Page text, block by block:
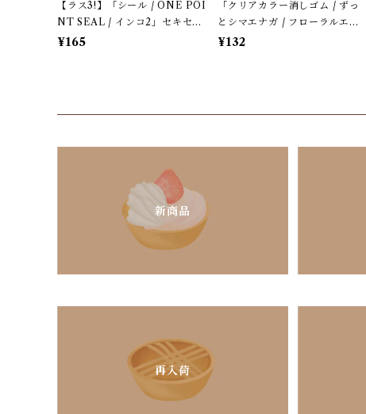
【ラス3!】「シール / ONE POI
NT SEAL / インコ2」セキセ
イ・オカメインコのミニミニ・
¥165
「クリアカラー消しゴム / ずっ
とシマエナガ / フローラルエナ
ガズ 」カミオジャパン＊パープ
¥132
新商品
再入荷